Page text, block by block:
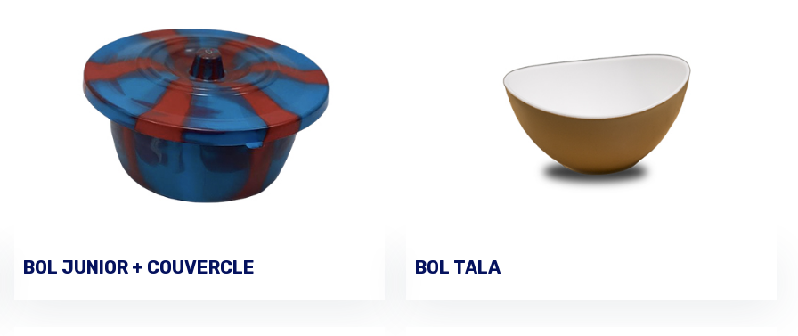
PASSER UNE COMMANDE
BOL JUNIOR + COUVERCLE PASSER UNE COMMANDE
BOL TALA